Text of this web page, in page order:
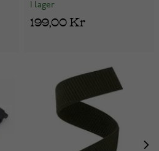
I lager
199,00 Kr